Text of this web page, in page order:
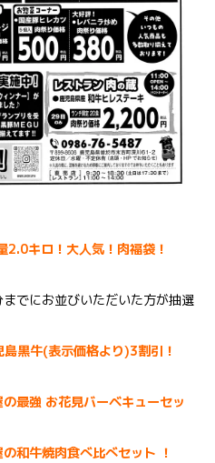
2.0キロ！大人気！肉福袋！
でにお並びいただいた方が抽選
島黒牛(表示価格より)3割引！
の最強 お花見バーベキューセッ
の和牛焼肉食べ比べセット ！